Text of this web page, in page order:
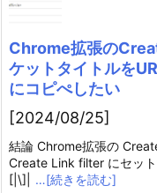
Chrome拡張の
ケットタイトルを
にコピぺしたい
[2024/08/25]
結論 Chrome拡張の
Create Link filter にセッ
[|\]|
…[続きを読む]